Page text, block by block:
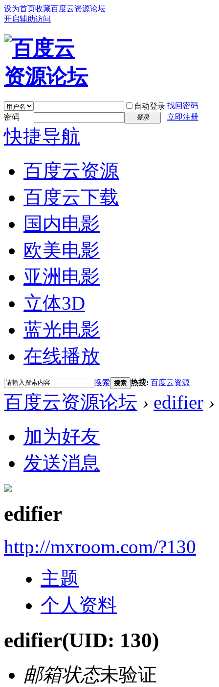
设为首页收藏百度云资源论坛
开启辅助访问
自动登录 找回密码
密码
登录 立即注册
快捷导航
百度云资源
百度云下载
国内电影
欧美电影
亚洲电影
立体3D
蓝光电影
在线播放
搜索 搜索 热搜: 百度云资源
百度云资源论坛 › edifier ›
加为好友
发送消息
edifier
http://mxroom.com/?130
主题
个人资料
edifier(UID: 130)
邮箱状态未验证